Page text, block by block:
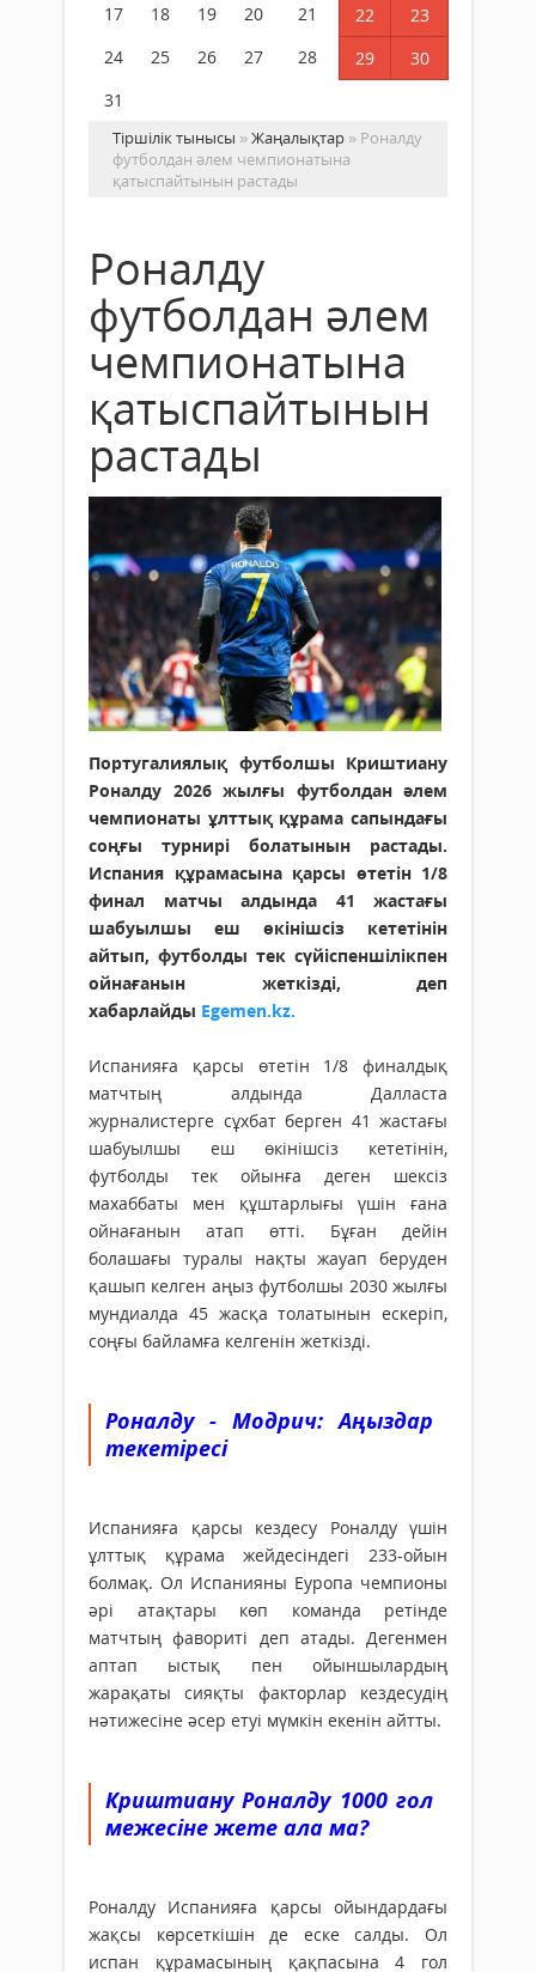
17
18 19 20 21 22
23
24
25 26 27 28 29
30
31
Тіршілік тынысы »Жаңалықтар » Роналду
футболдан әлем чемпионатына
қатыспайтынын растады
Роналду
футболдан әлем
чемпионатына
қатыспайтынын
растады
Португалиялық футболшы Криштиану
Роналду 2026 жылғы футболдан әлем
чемпионаты ұлттық құрама сапындағы
соңғы турнирі болатынын растады.
Испания құрамасына қарсы өтетін 1/8
финал матчы алдында 41 жастағы
шабуылшы еш өкінішсіз кететінін
айтып, футболды тек сүйіспеншілікпен
ойнағанын жеткізді, деп
хабарлайды Egemen.kz.
Испанияға қарсы өтетін 1/8 финалдық
матчтың алдында Далласта
журналистерге сұхбат берген 41 жастағы
шабуылшы еш өкінішсіз кететінін,
футболды тек ойынға деген шексіз
махаббаты мен құштарлығы үшін ғана
ойнағанын атап өтті. Бұған дейін
болашағы туралы нақты жауап беруден
қашып келген аңыз футболшы 2030 жылғы
мундиалда 45 жасқа толатынын ескеріп,
соңғы байламға келгенін жеткізді.
Роналду - Модрич: Аңыздар
текетіресі
Испанияға қарсы кездесу Роналду үшін
ұлттық құрама жейдесіндегі 233-ойын
болмақ. Ол Испанияны Еуропа чемпионы
әрі атақтары көп команда ретінде
матчтың фавориті деп атады. Дегенмен
аптап ыстық пен ойыншылардың
жарақаты сияқты факторлар кездесудің
нәтижесіне әсер етуі мүмкін екенін айтты.
Криштиану Роналду 1000 гол
межесіне жете ала ма?
Роналду Испанияға қарсы ойындардағы
жақсы көрсеткішін де еске салды. Ол
испан құрамасының қақпасына 4 гол